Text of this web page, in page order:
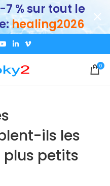
0
ils les
plus petits
7 % sur tout le
healing2026